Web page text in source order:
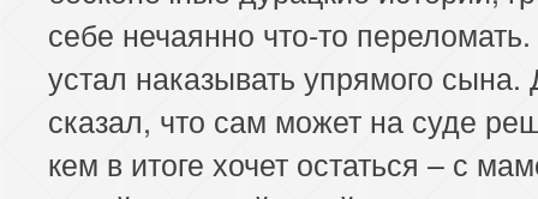
себе нечаянно что-то
устал наказывать упрямого сына.
сказал, что сам может на суде
кем в итоге хочет остаться – с